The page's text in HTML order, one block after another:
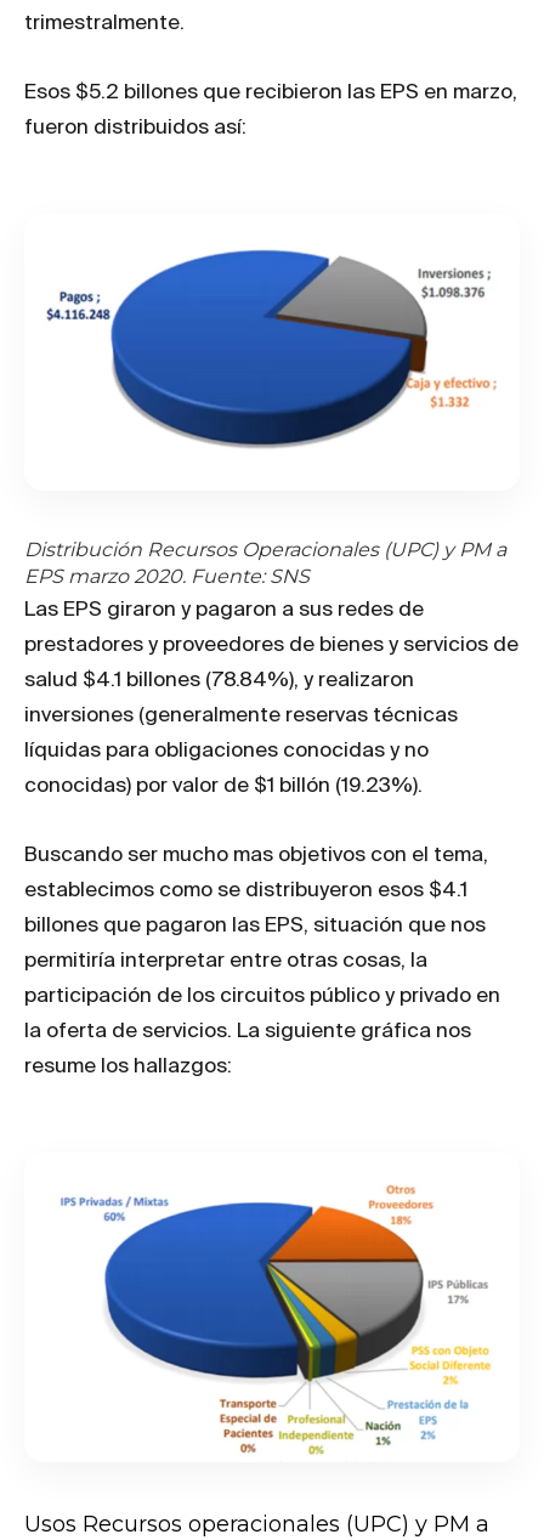
trimestralmente.
Esos $5.2 billones que recibieron las EPS en marzo,
fueron distribuidos así:
Distribución Recursos Operacionales (UPC) y PM a
EPS marzo 2020. Fuente: SNS
Las EPS giraron y pagaron a sus redes de
prestadores y proveedores de bienes y servicios de
salud $4.1 billones (78.84%), y realizaron
inversiones (generalmente reservas técnicas
líquidas para obligaciones conocidas y no
conocidas) por valor de $1 billón (19.23%).
Buscando ser mucho mas objetivos con el tema,
establecimos como se distribuyeron esos $4.1
billones que pagaron las EPS, situación que nos
permitiría interpretar entre otras cosas, la
participación de los circuitos público y privado en
la oferta de servicios. La siguiente gráfica nos
resume los hallazgos:
Usos Recursos operacionales (UPC) y PM a